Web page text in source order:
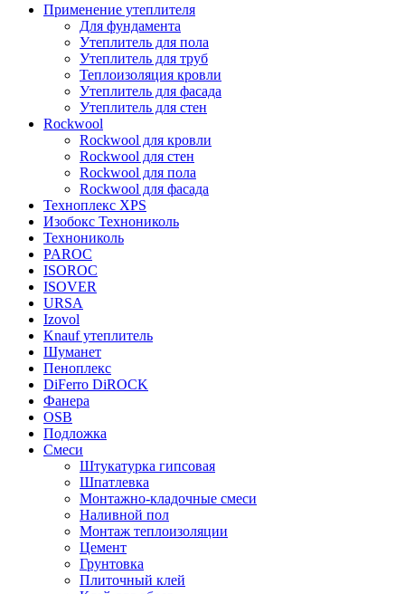
Применение утеплителя
Для фундамента
Утеплитель для пола
Утеплитель для труб
Теплоизоляция кровли
Утеплитель для фасада
Утеплитель для стен
Rockwool
Rockwool для кровли
Rockwool для стен
Rockwool для пола
Rockwool для фасада
Техноплекс XPS
Изобокс Технониколь
Технониколь
PAROC
ISOROC
ISOVER
URSA
Izovol
Knauf утеплитель
Шуманет
Пеноплекс
DiFerro DiROCK
Фанера
OSB
Подложка
Смеси
Штукатурка гипсовая
Шпатлевка
Монтажно-кладочные смеси
Наливной пол
Монтаж теплоизоляции
Цемент
Грунтовка
Плиточный клей